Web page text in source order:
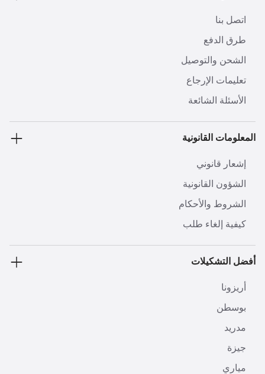
اتصل بنا
طرق الدفع
الشحن والتوصيل
تعليمات الإرجاع
الأسئلة الشائعة
المعلومات القانونية
إشعار قانوني
الشؤون القانونية
الشروط والأحكام
كيفية إلغاء طلب
أفضل التشكيلات
أريزونا
بوسطن
مدريد
جيزة
مياري